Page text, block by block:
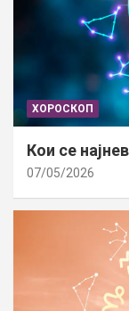
ХОРОСКОП
Кои се
07/05/2026